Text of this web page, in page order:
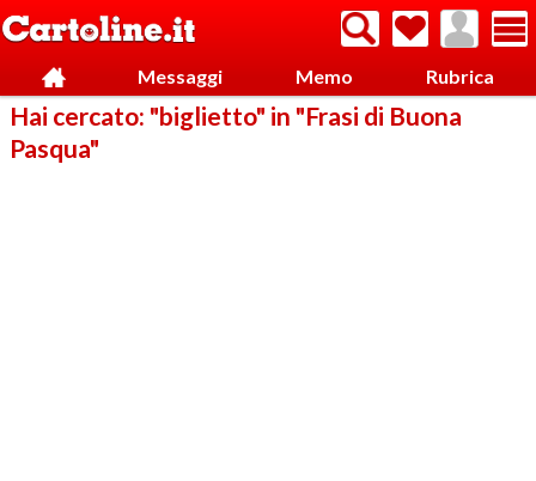
Messaggi Memo Rubrica
Hai cercato: "biglietto" in "Frasi di Buona
Pasqua"